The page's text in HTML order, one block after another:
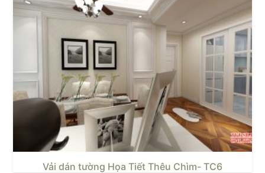
Vải dán tường Họa Tiết Thêu Chìm- TC6